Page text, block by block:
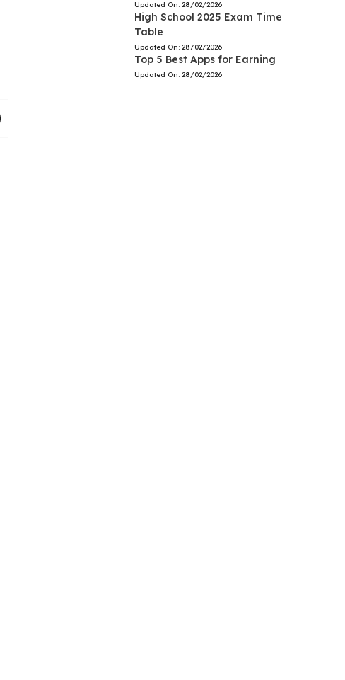
Updated On: 28/02/2026
High School 2025 Exam Time
Table
Updated On: 28/02/2026
Top 5 Best Apps for Earning
Updated On: 28/02/2026